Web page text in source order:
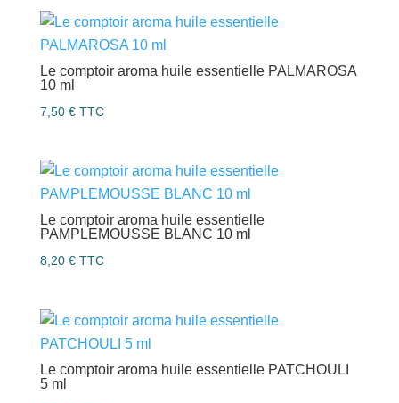
Le comptoir aroma huile essentielle PALMAROSA
10 ml
7,50 € TTC
Le comptoir aroma huile essentielle
PAMPLEMOUSSE BLANC 10 ml
8,20 € TTC
Le comptoir aroma huile essentielle PATCHOULI
5 ml